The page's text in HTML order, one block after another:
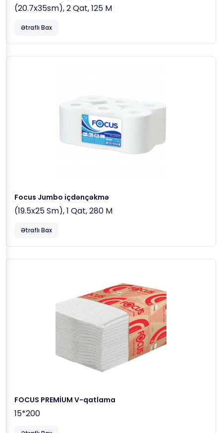
(20.7x35sm), 2 Qat, 125 M
Ətraflı Bax
Focus Jumbo içdənçəkmə
(19.5x25 Sm), 1 Qat, 280 M
Ətraflı Bax
FOCUS PREMİUM V-qatlama
15*200